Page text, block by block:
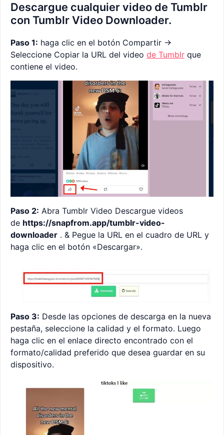
Descargue cualquier video de Tumblr
con Tumblr Video Downloader.
Paso 1: haga clic en el botón Compartir ->
Seleccione Copiar la URL del video de Tumblr que
contiene el video.
Paso 2: Abra Tumblr Video Descargue videos
de https://snapfrom.app/tumblr-video-
downloader . & Pegue la URL en el cuadro de URL y
haga clic en el botón «Descargar».
Paso 3: Desde las opciones de descarga en la nueva
pestaña, seleccione la calidad y el formato. Luego
haga clic en el enlace directo encontrado con el
formato/calidad preferido que desea guardar en su
dispositivo.